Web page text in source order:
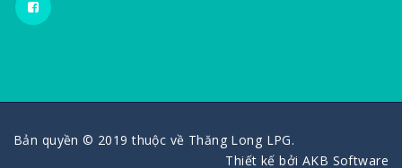
Bản quyền © 2019 thuộc về Thăng Long LPG.
Thiết kế bởi AKB Software